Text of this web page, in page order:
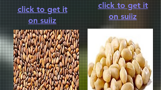
click to get it
on suiiz
click to get it
on suiiz